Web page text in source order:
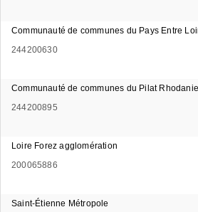
Communauté de communes du Pays Entre
244200630
Communauté de communes du Pilat
244200895
Loire Forez agglomération
200065886
Saint-Étienne Métropole